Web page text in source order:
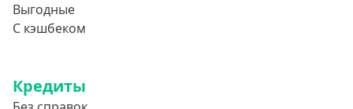
Выгодные
С кэшбеком
Кредиты